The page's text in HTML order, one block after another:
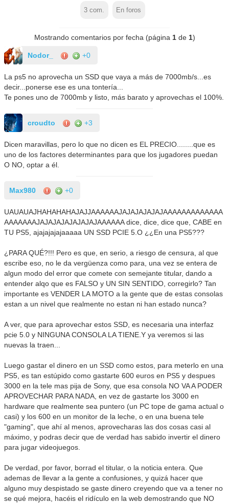
3 com. En foros
Mostrando comentarios por fecha (página 1de 1)
Nodor_ +0
La ps5 no aprovecha un SSD que vaya a más de 7000mb/s...es
decir...ponerse ese es una tontería...
Te pones uno de 7000mb y listo, más barato y aprovechas el 100%.
croudto +3
Dicen maravillas, pero lo que no dicen es EL PRECIO........que es
uno de los factores determinantes para que los jugadores puedan
O NO, optar a él.
Max980 +0
UAUAUAJHAHAHAHAJAJJAAAAAAJAJAJAJAJAJAAAAAAAAAAAAA
AAAAAAAJAJAJAJAJAJAJAJAAAAAA dice, dice, dice que, CABE en
TU PS5, ajajajajajaaaaa UN SSD PCIE 5.O ¿¿En una PS5???
¿PARA QUÉ?!!! Pero es que, en serio, a riesgo de censura, al que
escribe eso, no le da vergüenza como para, una vez se entera de
algun modo del error que comete con semejante titular, dando a
entender alqo que es FALSO y UN SIN SENTIDO, corregirlo? Tan
importante es VENDER LA MOTO a la gente que de estas consolas
estan a un nivel que realmente no estan ni han estado nunca?
A ver, que para aprovechar estos SSD, es necesaria una interfaz
pcie 5.0 y NINGUNA CONSOLA LA TIENE.Y ya veremos si las
nuevas la traen...
Luego gastar el dinero en un SSD como estos, para meterlo en una
PS5, es tan estúpido como gastarte 600 euros en PS5 y despues
3000 en la tele mas pija de Sony, que esa consola NO VA A PODER
APROVECHAR PARA NADA, en vez de gastarte los 3000 en
hardware que realmente sea puntero (un PC tope de gama actual o
casi) y los 600 en un monitor de la leche, o en una buena tele
"gaming", que ahí al menos, aprovecharas las dos cosas casi al
máximo, y podras decir que de verdad has sabido invertir el dinero
para jugar videojuegos.
De verdad, por favor, borrad el titular, o la noticia entera. Que
ademas de llevar a la gente a confusiones, y quizá hacer que
alguno muy despistado se gaste dinero creyendo que va a tener no
se qué mejora, hacéis el ridículo en la web demostrando que NO